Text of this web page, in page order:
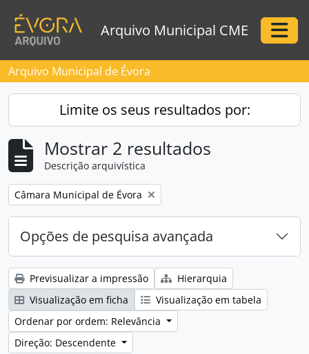
Arquivo Municipal CME
Arquivo Municipal de Évora
Limite os seus resultados por:
Mostrar 2 resultados
Descrição arquivística
Remove filter:
Câmara Municipal de Évora
Opções de pesquisa avançada
Previsualizar a impressão
Hierarquia
Visualização em ficha
Visualização em tabela
Ordenar por ordem: Relevância
Direção: Descendente